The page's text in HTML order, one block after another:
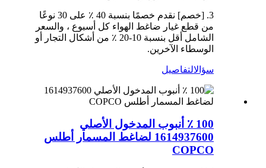
3. [خصم] نقدم خصمًا بنسبة 40 ٪ على 30 نوعًا
من قطع غيار ضاغط الهواء كل أسبوع ، والسعر
الشامل أقل بنسبة 10-20 ٪ من أشكال التجار أو
الوسطاء الآخرين.
سؤالالتفاصيل
100 ٪ أنبوب المدخول الأصلي
1614937600 لضاغط المسمار أطلس
COPCO